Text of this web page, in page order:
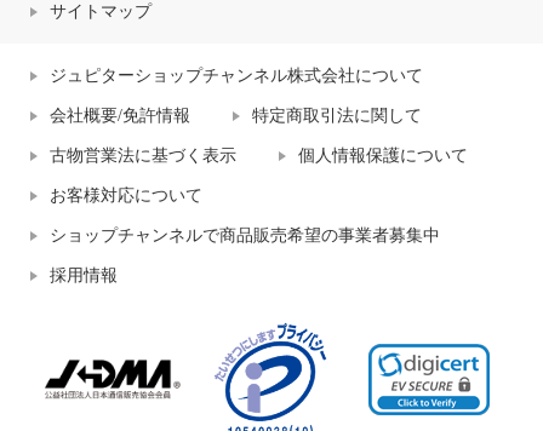
サイトマップ
ジュピターショップチャンネル株式会社について
会社概要/免許情報 特定商取引法に関して
古物営業法に基づく表示 個人情報保護について
お客様対応について
ショップチャンネルで商品販売希望の事業者募集中
採用情報